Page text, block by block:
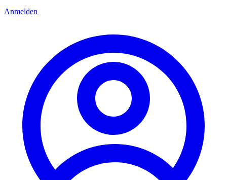
Anmelden